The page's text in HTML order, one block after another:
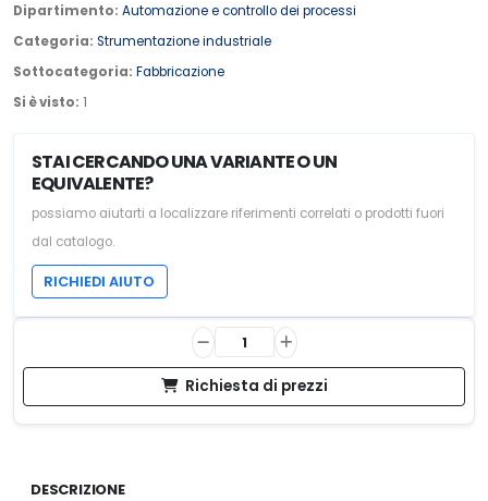
Dipartimento: Automazione e controllo dei processi
Categoria: Strumentazione industriale
Sottocategoria: Fabbricazione
Si è visto: 1
STAI CERCANDO UNA VARIANTE O UN
EQUIVALENTE?
possiamo aiutarti a localizzare riferimenti correlati o prodotti fuori
dal catalogo.
RICHIEDI AIUTO
Richiesta di prezzi
DESCRIZIONE